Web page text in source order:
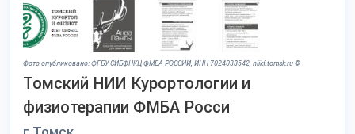
Фото опубликовано: ФГБУ СИБФНКЦ ФМБА РОССИИ, ИНН 7024038542, niikf.tomsk.ru ©
Томский НИИ Курортологии и
физиотерапии ФМБА Росси